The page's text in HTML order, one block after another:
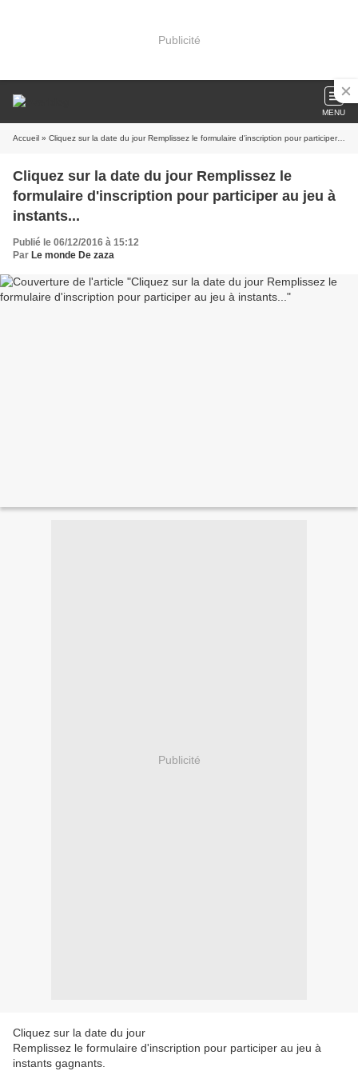
Publicité
MENU
Accueil » Cliquez sur la date du jour Remplissez le formulaire d'inscription pour participer au jeu à instants...
Cliquez sur la date du jour Remplissez le
formulaire d'inscription pour participer au jeu à
instants...
Publié le 06/12/2016 à 15:12
Par Le monde De zaza
Publicité
Cliquez sur la date du jour
Remplissez le formulaire d'inscription pour participer au jeu à
instants gagnants.